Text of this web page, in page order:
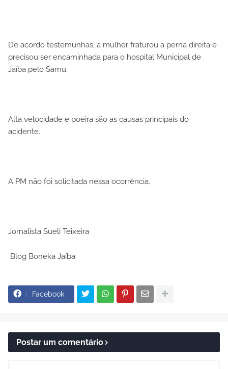
De acordo testemunhas, a mulher fraturou a perna direita e
precisou ser encaminhada para o hospital Municipal de
Jaíba pelo Samu.
Alta velocidade e poeira são as causas principais do
acidente.
A PM não foi solicitada nessa ocorrência.
Jornalista Sueli Teixeira
Blog Boneka Jaíba
Facebook
Postar um comentário